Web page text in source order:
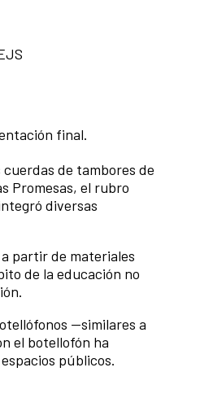
final.
de tambores de
Promesas, el rubro
diversas
partir de materiales
de la educación no
—similares a
el botellofón ha
públicos.